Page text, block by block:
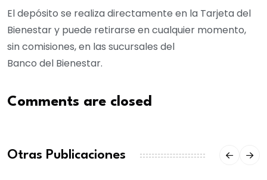
El depósito se realiza directamente en la Tarjeta del
Bienestar y puede retirarse en cualquier momento,
sin comisiones, en las sucursales del
Banco del Bienestar.
Comments are closed
Otras Publicaciones